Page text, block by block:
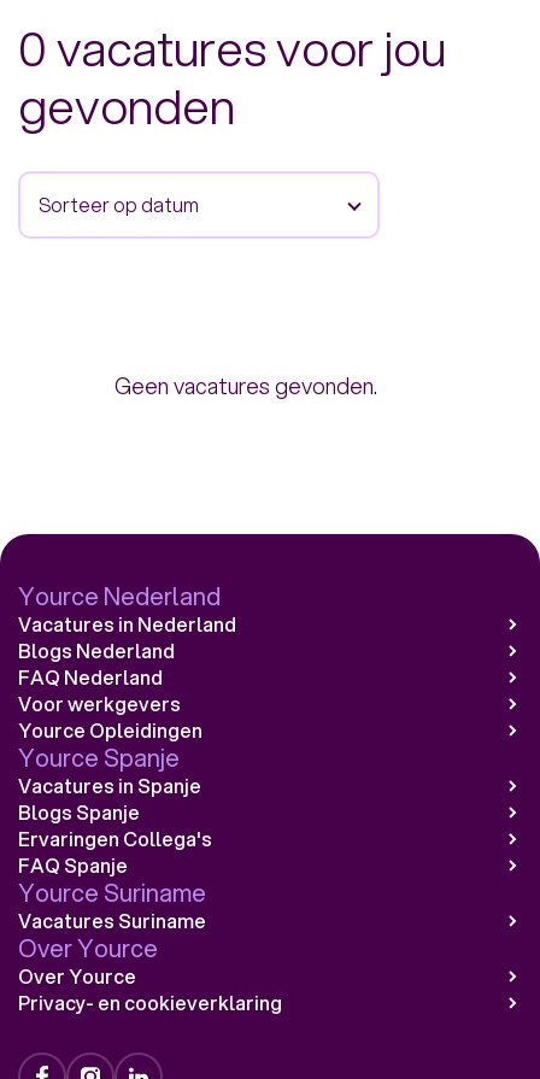
0 vacatures voor jou
gevonden
Sorteer op datum
Geen vacatures gevonden.
Yource Nederland
Vacatures in Nederland
Blogs Nederland
FAQ Nederland
Voor werkgevers
Yource Opleidingen
Yource Spanje
Vacatures in Spanje
Blogs Spanje
Ervaringen Collega's
FAQ Spanje
Yource Suriname
Vacatures Suriname
Over Yource
Over Yource
Privacy- en cookieverklaring